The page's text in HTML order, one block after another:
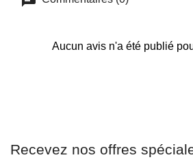
Aucun avis n'a été publié
Recevez nos offres